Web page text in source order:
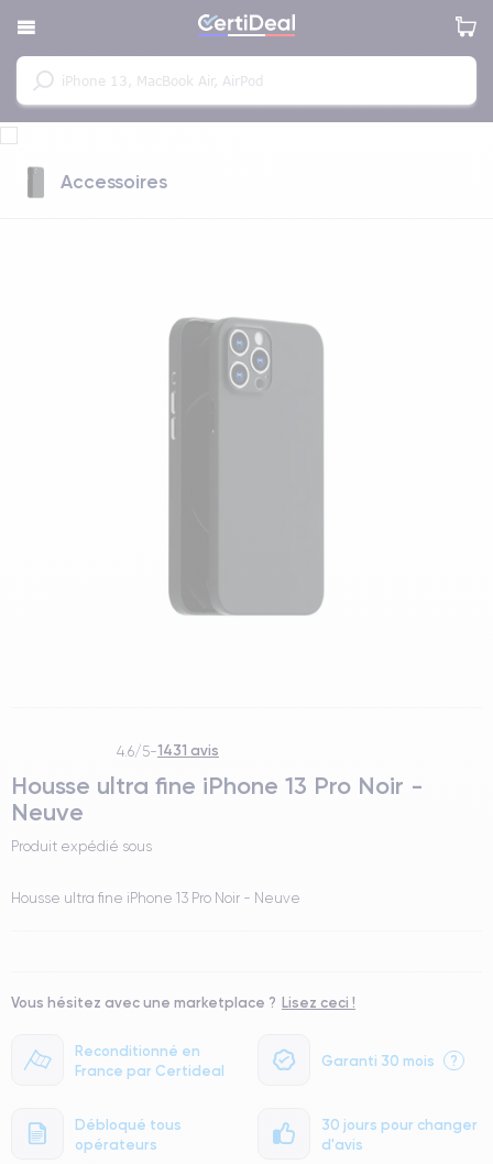
Accessoires
4.6/5-1431 avis
Housse ultra fine iPhone 13 Pro Noir -
Neuve
Produit expédié sous
Housse ultra fine iPhone 13 Pro Noir - Neuve
Reconditionné en
France par Certideal
Garanti 30 mois ?
Débloqué tous
opérateurs
30 jours pour changer
d'avis
Vous hésitez avec une marketplace ? Lisez ceci !